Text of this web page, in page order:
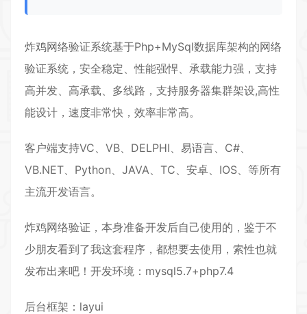
炸鸡网络验证系统基于Php+MySql数据库架构的网络
验证系统，安全稳定、性能强悍、承载能力强，支持
高并发、高承载、多线路，支持服务器集群架设,高性
能设计，速度非常快，效率非常高。
客户端支持VC、VB、DELPHI、易语言、C#、
VB.NET、Python、JAVA、TC、安卓、IOS、等所有
主流开发语言。
炸鸡网络验证，本身准备开发后自己使用的，鉴于不
少朋友看到了我这套程序，都想要去使用，索性也就
发布出来吧！开发环境：mysql5.7+php7.4
后台框架：layui